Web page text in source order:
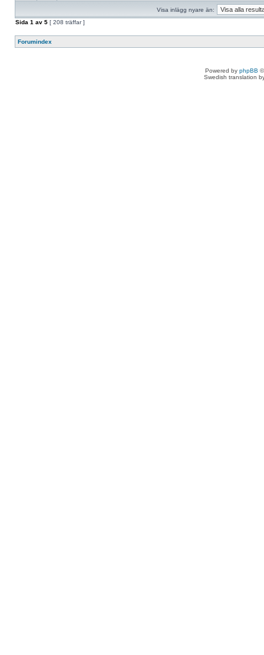
Visa inlägg nyare än:
Sida 1 av 5 [ 208 träffar ]
Forumindex
Powered by phpBB
Swedish translation